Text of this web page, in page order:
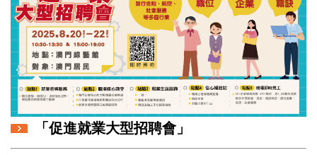
「促進就業大型招聘會」